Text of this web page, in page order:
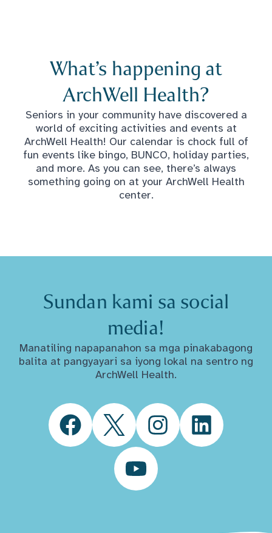
What’s happening at
ArchWell Health?
Seniors in your community have discovered a
world of exciting activities and events at
ArchWell Health! Our calendar is chock full of
fun events like bingo, BUNCO, holiday parties,
and more. As you can see, there’s always
something going on at your ArchWell Health
center.
Sundan kami sa social
media!
Manatiling napapanahon sa mga pinakabagong
balita at pangyayari sa iyong lokal na sentro ng
ArchWell Health.
FacebookTwitter InstagramLinkedIn
YouTube